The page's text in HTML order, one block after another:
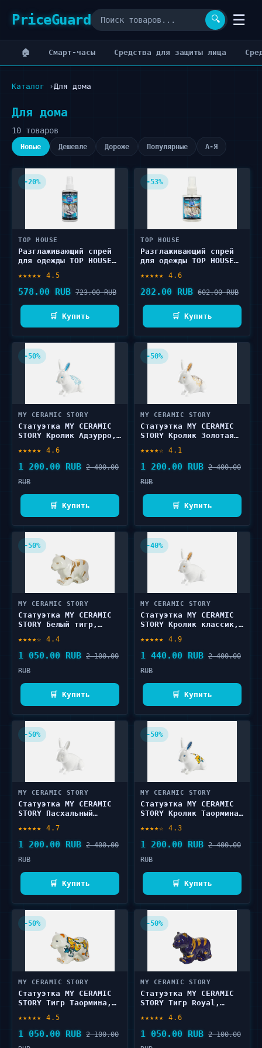
PriceGuard 🔍 ☰
🏠 Cмарт-часы Cредства для защиты лица
Каталог Для дома
Для дома
10 товаров
Новые Дешевле Дороже Популярные А-Я
-20%
TOP HOUSE
Разглаживающий спрей
для одежды TOP HOUSE
★★★★★ 4.5
578.00 RUB 723.00 RUB
🛒 Купить
-53%
TOP HOUSE
Разглаживающий спрей
для одежды TOP HOUSE
★★★★★ 4.6
282.00 RUB 602.00 RUB
🛒 Купить
-50%
MY CERAMIC STORY
Статуэтка MY CERAMIC
STORY Кролик Адзурро,
★★★★★ 4.6
1 200.00 RUB 2 400.00
RUB
🛒 Купить
-50%
MY CERAMIC STORY
Статуэтка MY CERAMIC
STORY Кролик Золотая
★★★★☆ 4.1
1 200.00 RUB 2 400.00
RUB
🛒 Купить
-50%
MY CERAMIC STORY
Статуэтка MY CERAMIC
STORY Белый тигр,
★★★★☆ 4.4
1 050.00 RUB 2 100.00
RUB
🛒 Купить
-40%
MY CERAMIC STORY
Статуэтка MY CERAMIC
STORY Кролик классик,
★★★★★ 4.9
1 440.00 RUB 2 400.00
RUB
🛒 Купить
-50%
MY CERAMIC STORY
Статуэтка MY CERAMIC
STORY Пасхальный
★★★★★ 4.7
1 200.00 RUB 2 400.00
RUB
🛒 Купить
-50%
MY CERAMIC STORY
Статуэтка MY CERAMIC
STORY Кролик Таормина,
★★★★☆ 4.3
1 200.00 RUB 2 400.00
RUB
🛒 Купить
-50%
MY CERAMIC STORY
Статуэтка MY CERAMIC
STORY Тигр Таормина,
★★★★★ 4.5
1 050.00 RUB 2 100.00
-50%
MY CERAMIC STORY
Статуэтка MY CERAMIC
STORY Тигр Royal,
★★★★★ 4.6
1 050.00 RUB 2 100.00